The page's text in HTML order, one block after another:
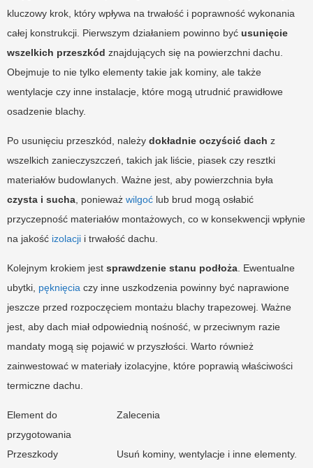
kluczowy krok, który wpływa na trwałość i poprawność wykonania
całej konstrukcji. Pierwszym działaniem powinno być usunięcie
wszelkich przeszkód znajdujących się na powierzchni dachu.
Obejmuje to nie tylko elementy takie jak kominy, ale także
wentylacje czy inne instalacje, które mogą utrudnić prawidłowe
osadzenie blachy.
Po usunięciu przeszkód, należy dokładnie oczyścić dach z
wszelkich zanieczyszczeń, takich jak liście, piasek czy resztki
materiałów budowlanych. Ważne jest, aby powierzchnia była
czysta i sucha , ponieważ wilgoć lub brud mogą osłabić
przyczepność materiałów montażowych, co w konsekwencji wpłynie
na jakość izolacji i trwałość dachu.
Kolejnym krokiem jest sprawdzenie stanu podłoża . Ewentualne
ubytki, pęknięcia czy inne uszkodzenia powinny być naprawione
jeszcze przed rozpoczęciem montażu blachy trapezowej. Ważne
jest, aby dach miał odpowiednią nośność, w przeciwnym razie
mandaty mogą się pojawić w przyszłości. Warto również
zainwestować w materiały izolacyjne, które poprawią właściwości
termiczne dachu.
Element do
przygotowania
Zalecenia
Przeszkody
Usuń kominy, wentylacje i inne elementy.